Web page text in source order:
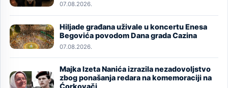
07.08.2026.
Image
Hiljade građana uživale u koncertu Enesa
Begovića povodom Dana grada Cazina
07.08.2026.
Image
Majka Izeta Nanića izrazila nezadovoljstvo
zbog ponašanja redara na komemoraciji na